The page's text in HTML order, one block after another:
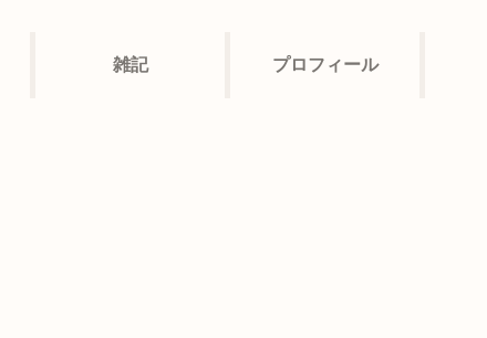
雑記 プロフィール